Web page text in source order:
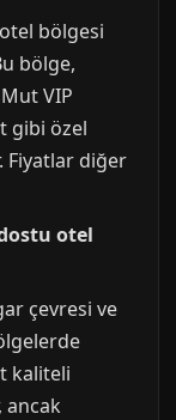
bölgesi
bölge,
VIP
gibi özel
Fiyatlar diğer
otel
çevresi ve
kaliteli